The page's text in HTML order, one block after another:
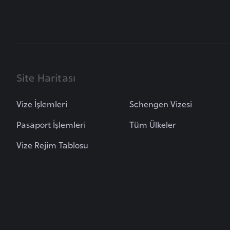
Site Haritası
Vize İşlemleri
Pasaport İşlemleri
Vize Rejim Tablosu
Schengen Vizesi
Tüm Ülkeler
a
i
s
t
a